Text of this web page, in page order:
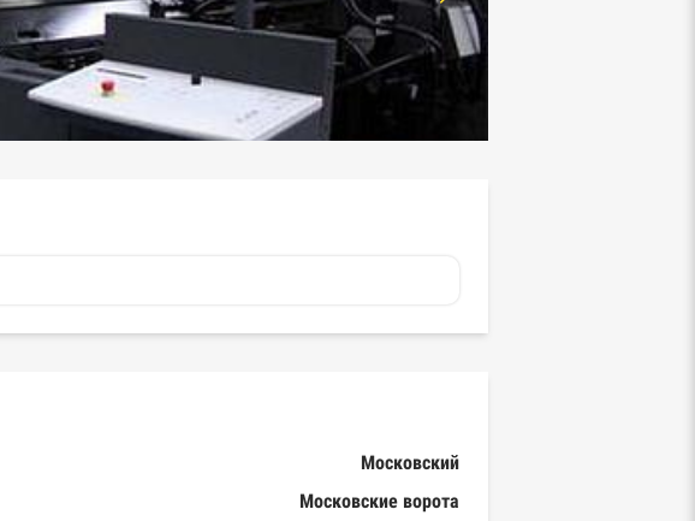
Московский
Московские ворота